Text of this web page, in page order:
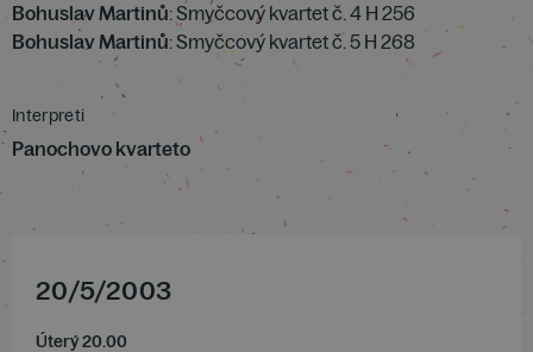
Bohuslav Martinů: Smyčcový kvartet č. 4 H 256
Bohuslav Martinů: Smyčcový kvartet č. 5 H 268
Interpreti
Panochovo kvarteto
20/5/2003
Úterý 20.00